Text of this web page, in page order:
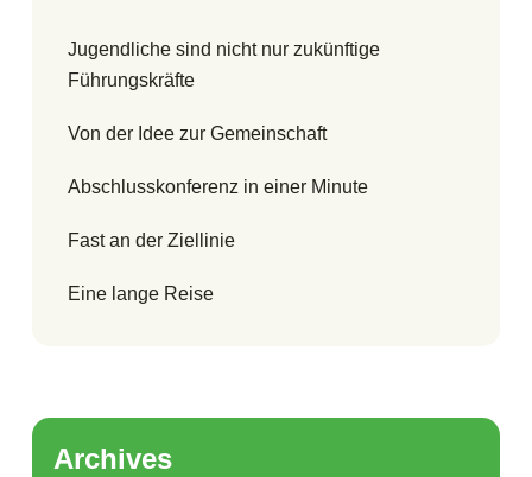
Jugendliche sind nicht nur zukünftige
Führungskräfte
Von der Idee zur Gemeinschaft
Abschlusskonferenz in einer Minute
Fast an der Ziellinie
Eine lange Reise
Archives